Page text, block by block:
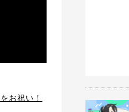
お祝い！